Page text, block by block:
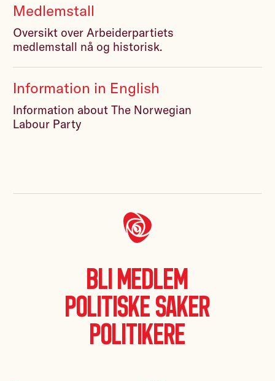
Medlemstall
Oversikt over Arbeiderpartiets
medlemstall nå og historisk.
Information in English
Information about The Norwegian
Labour Party
Bli medlem
Politiske saker
Politikere